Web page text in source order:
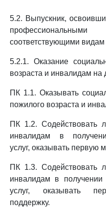
5.2. Выпускник,
соответствующими видам
5.2.1. Оказание
возраста и инвалидам на
ПК 1.1. Оказывать
пожилого возраста и
ПК 1.2. Содействовать
инвалидам в
услуг, оказывать первую
ПК 1.3. Содействовать
инвалидам в получении
услуг, оказывать
поддержку.